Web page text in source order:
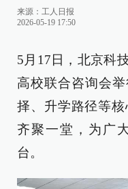
来源： 工人日报
2026-05-19 17:50
5月17日，北京科
高校联合咨询会
择、升学路径等
齐聚一堂，为广
台。